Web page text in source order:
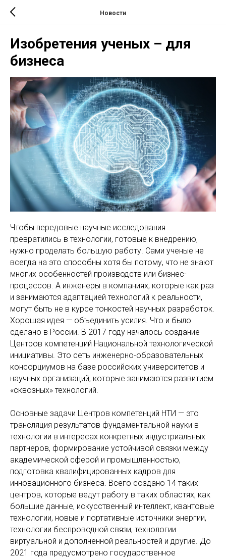
Новости
Изобретения ученых – для
бизнеса
Чтобы передовые научные исследования
превратились в технологии, готовые к внедрению,
нужно проделать большую работу. Сами ученые не
всегда на это способны хотя бы потому, что не знают
многих особенностей производств или бизнес-
процессов. А инженеры в компаниях, которые как раз
и занимаются адаптацией технологий к реальности,
могут быть не в курсе тонкостей научных разработок.
Хорошая идея — объединить усилия. Что и было
сделано в России. В 2017 году началось создание
Центров компетенций Национальной технологической
инициативы. Это сеть инженерно-образовательных
консорциумов на базе российских университетов и
научных организаций, которые занимаются развитием
«сквозных» технологий.
Основные задачи Центров компетенций НТИ — это
трансляция результатов фундаментальной науки в
технологии в интересах конкретных индустриальных
партнеров, формирование устойчивой связки между
академической сферой и промышленностью,
подготовка квалифицированных кадров для
инновационного бизнеса. Всего создано 14 таких
центров, которые ведут работу в таких областях, как
большие данные, искусственный интеллект, квантовые
технологии, новые и портативные источники энергии,
технологии беспроводной связи, технологии
виртуальной и дополненной реальностей и другие. До
2021 года предусмотрено государственное